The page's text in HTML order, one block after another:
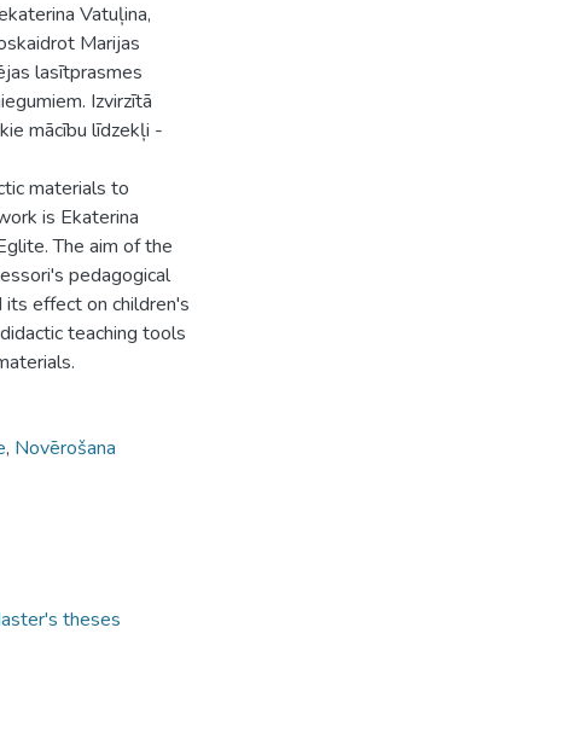
Vatuļina,
Marijas
lasītprasmes
Izvirzītā
mācību līdzekļi -
materials to
is Ekaterina
The aim of the
pedagogical
its effect on children's
teaching tools
, Novērošana
theses